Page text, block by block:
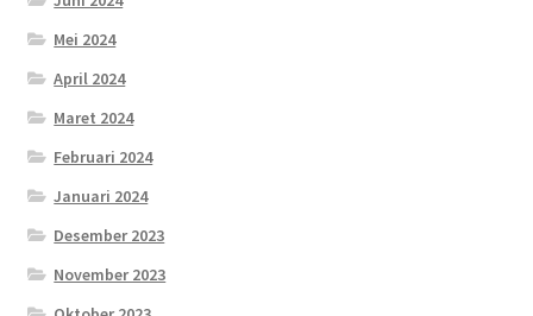
Mei 2024
April 2024
Maret 2024
Februari 2024
Januari 2024
Desember 2023
November 2023